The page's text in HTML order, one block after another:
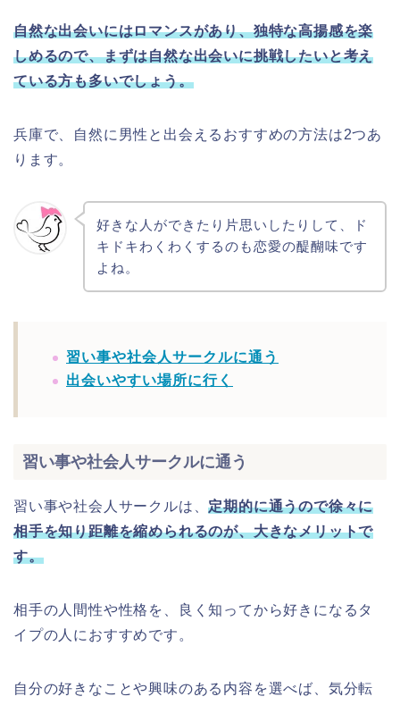
自然な出会いにはロマンスがあり、独特な高揚感を楽
しめるので、まずは自然な出会いに挑戦したいと考え
ている方も多いでしょう。
兵庫で、自然に男性と出会えるおすすめの方法は2つあ
ります。
好きな人ができたり片思いしたりして、ド
キドキわくわくするのも恋愛の醍醐味です
よね。
習い事や社会人サークルに通う
出会いやすい場所に行く
習い事や社会人サークルに通う
習い事や社会人サークルは、定期的に通うので徐々に
相手を知り距離を縮められるのが、大きなメリットで
す。
相手の人間性や性格を、良く知ってから好きになるタ
イプの人におすすめです。
自分の好きなことや興味のある内容を選べば、気分転